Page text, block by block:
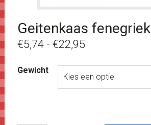
Geitenkaas fenegriek
€5,74 - €22,95
tot
€22,95
Gewicht